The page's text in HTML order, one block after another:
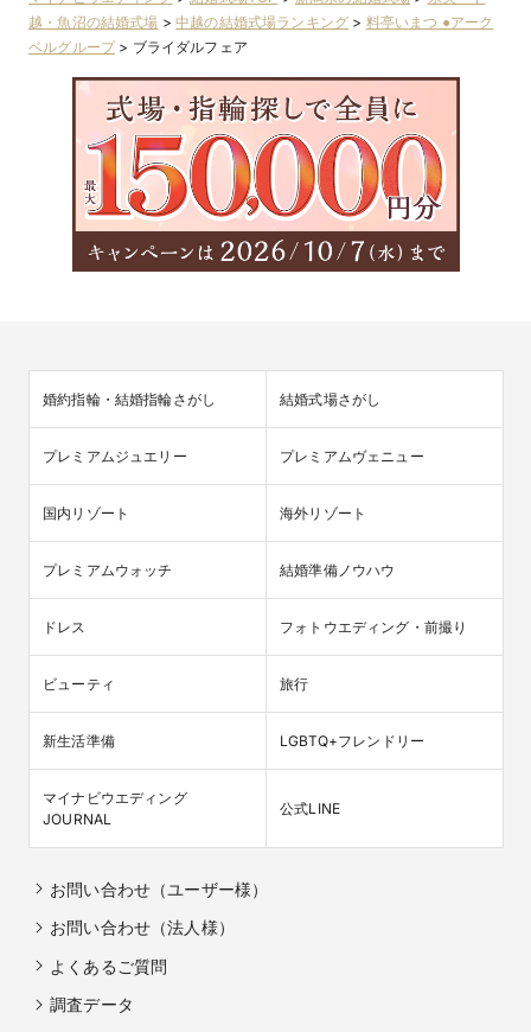
越・魚沼の結婚式場 >中越の結婚式場ランキング > 料亭いまつ ●アーク
ベルグループ> ブライダルフェア
婚約指輪・結婚指輪さがし 結婚式場さがし
プレミアムジュエリー プレミアムヴェニュー
国内リゾート 海外リゾート
プレミアムウォッチ 結婚準備ノウハウ
ドレス フォトウエディング・前撮り
ビューティ 旅行
新生活準備 LGBTQ+フレンドリー
マイナビウエディング
JOURNAL
公式LINE
お問い合わせ（ユーザー様）
お問い合わせ（法人様）
よくあるご質問
調査データ